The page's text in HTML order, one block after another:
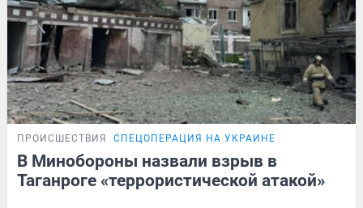
ПРОИСШЕСТВИЯ СПЕЦОПЕРАЦИЯ НА УКРАИНЕ
В Минобороны назвали взрыв в
Таганроге «террористической атакой»